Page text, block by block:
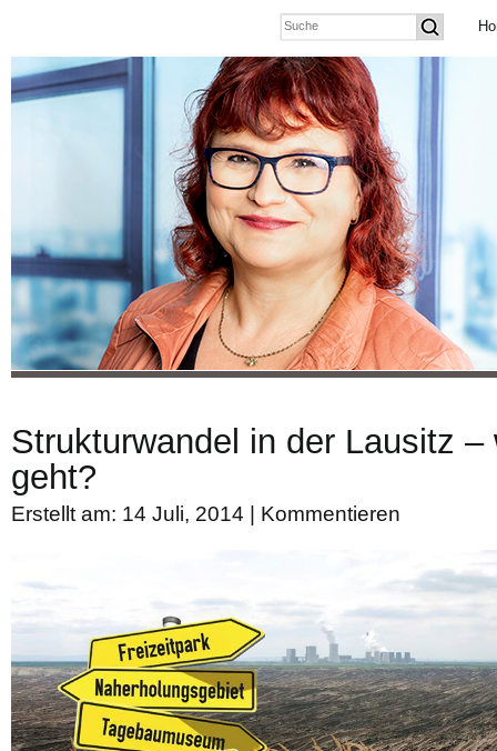
Strukturwandel in der Lausitz –
geht?
Erstellt am: 14 Juli, 2014 | Kommentieren